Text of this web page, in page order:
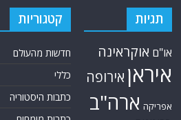
תגיות
או"ם אוקראינה
איראן אירופה
אפריקה ארה"ב
קטגוריות
חדשות מהעולם
כללי
כתבות היסטוריה